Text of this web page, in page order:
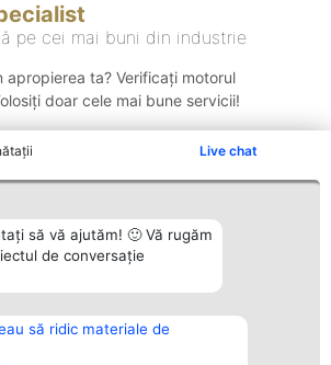
Live chat
să vă ajutăm! 🙂 Vă rugăm
de conversație
să ridic materiale de
pe cei mai buni din industrie
apropierea ta? Verificați motorul
doar cele mai bune servicii!
Plebiscyt Contact